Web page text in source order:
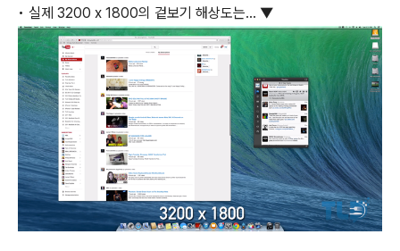
• 실제 3200 x 1800의 겉보기 해상도는… ▼